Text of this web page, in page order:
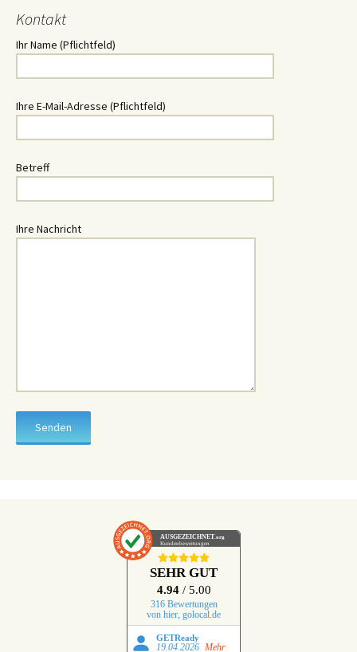
Kontakt
Ihr Name (Pflichtfeld)
Ihre E-Mail-Adresse (Pflichtfeld)
Betreff
Ihre Nachricht
AUSGEZEICHNET.org
Kundenbewertungen
SEHR GUT
4.94 / 5.00
316 Bewertungen
von hier, golocal.de
GETReady
19.04.2026 Mehr